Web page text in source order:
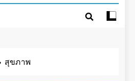
สุขภาพ